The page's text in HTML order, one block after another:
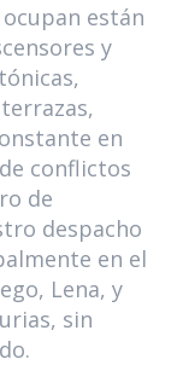
están
y
en
conflictos
de
despacho
en el
Lena, y
sin